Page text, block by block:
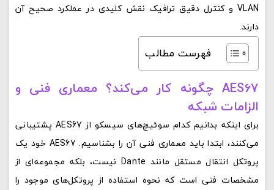
VLAN و کنترل دقیق ترافیک نقش کلیدی در عملکرد صحیح آن
دارند.
فهرست مطالب
AES67 چگونه کار می‌کند؟ معماری فنی و
الزامات شبکه
برای اینکه بدانیم کدام سوئیچ‌های سیسکو از AES67 پشتیبانی
می‌کنند، ابتدا باید معماری فنی آن را بشناسیم. AES67 خود یک
پروتکل انتقال مستقل مانند Dante نیست، بلکه مجموعه‌ای از
مشخصات فنی است که نحوه استفاده از پروتکل‌های موجود را